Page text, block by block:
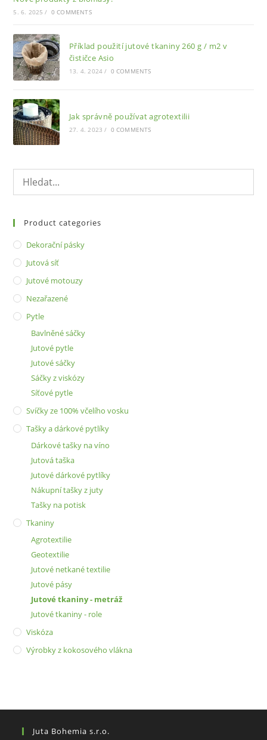
5. 6. 2025 / 0 COMMENTS
Příklad použití jutové tkaniny 260 g / m2 v
čističce Asio
13. 4. 2024 / 0 COMMENTS
Jak správně používat agrotextilii
27. 4. 2023 / 0 COMMENTS
Product categories
Dekorační pásky
Jutová síť
Jutové motouzy
Nezařazené
Pytle
Bavlněné sáčky
Jutové pytle
Jutové sáčky
Sáčky z viskózy
Síťové pytle
Svíčky ze 100% včelího vosku
Tašky a dárkové pytlíky
Dárkové tašky na víno
Jutová taška
Jutové dárkové pytlíky
Nákupní tašky z juty
Tašky na potisk
Tkaniny
Agrotextilie
Geotextilie
Jutové netkané textilie
Jutové pásy
Jutové tkaniny - metráž
Jutové tkaniny - role
Viskóza
Výrobky z kokosového vlákna
Juta Bohemia s.r.o.